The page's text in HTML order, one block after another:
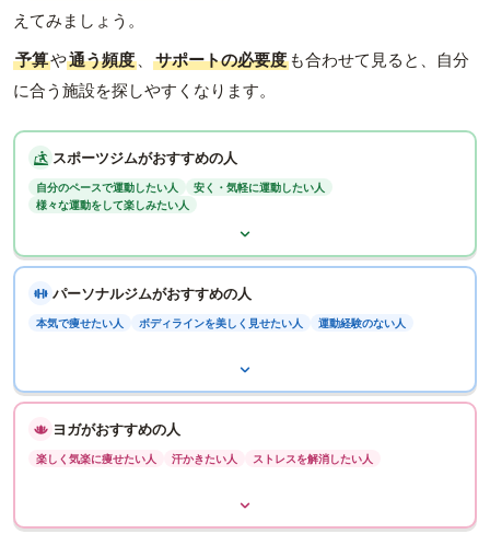
えてみましょう。
予算や通う頻度 、 サポートの必要度 も合わせて見ると、自分
に合う施設を探しやすくなります。
スポーツジムがおすすめの人
自分のペースで運動したい人
安く・気軽に運動したい人
様々な運動をして楽しみたい人
パーソナルジムがおすすめの人
本気で痩せたい人 ボディラインを美しく見せたい人 運動経験のない人
ヨガがおすすめの人
楽しく気楽に痩せたい人 汗かきたい人 ストレスを解消したい人